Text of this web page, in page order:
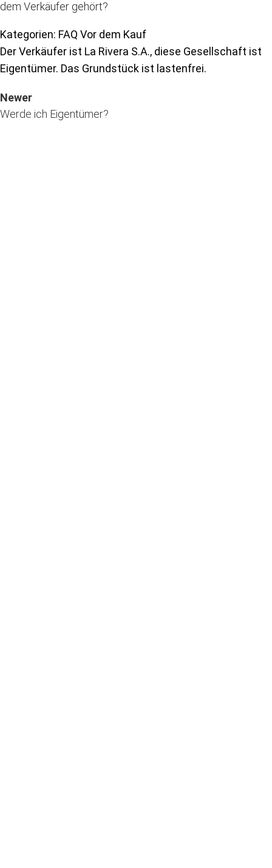
dem Verkäufer gehört?
Kategorien: FAQ Vor dem Kauf
Der Verkäufer ist La Rivera S.A., diese Gesellschaft ist
Eigentümer. Das Grundstück ist lastenfrei.
Newer
Werde ich Eigentümer?